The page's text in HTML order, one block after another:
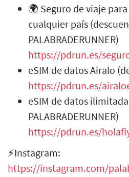
🌍 Seguro de viaje
cualquier país
PALABRADERUNNER)
https://pdrun.es/
eSIM de datos Airalo
https://pdrun.es/
eSIM de datos
PALABRADERUNNER)
https://pdrun.es/
⚡Instagram:
https://instagram.com/